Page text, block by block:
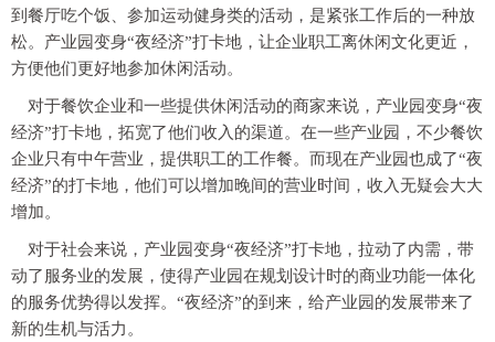
到餐厅吃个饭、参加运动健身类的活动，是紧张工作后的一种放
松。产业园变身“夜经济”打卡地，让企业职工离休闲文化更近，
方便他们更好地参加休闲活动。
对于餐饮企业和一些提供休闲活动的商家来说，产业园变身“夜
经济”打卡地，拓宽了他们收入的渠道。在一些产业园，不少餐饮
企业只有中午营业，提供职工的工作餐。而现在产业园也成了“夜
经济”的打卡地，他们可以增加晚间的营业时间，收入无疑会大大
增加。
对于社会来说，产业园变身“夜经济”打卡地，拉动了内需，带
动了服务业的发展，使得产业园在规划设计时的商业功能一体化
的服务优势得以发挥。“夜经济”的到来，给产业园的发展带来了
新的生机与活力。